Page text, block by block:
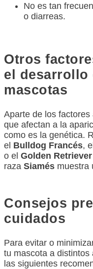
No es tan
o diarreas.
Otros
el desarrollo
mascotas
Aparte de los
que afectan a la
como es la genética.
el Bulldog Francés,
o el Golden Retriever
raza Siamés muestra
Consejos
cuidados
Para evitar o
tu mascota a
las siguientes